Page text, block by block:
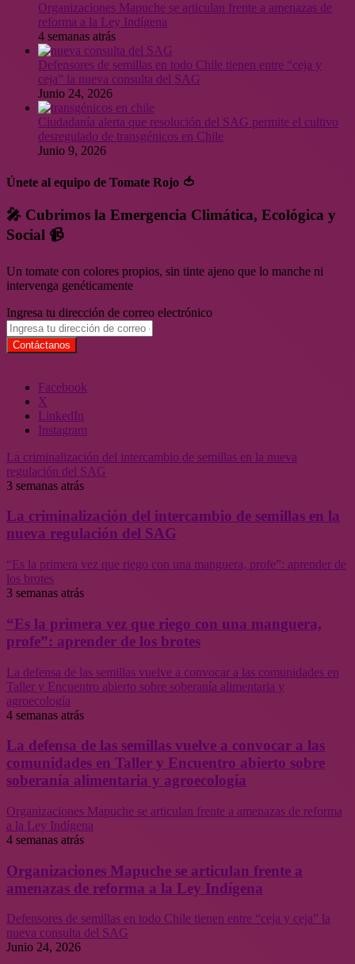
Organizaciones Mapuche se articulan frente a amenazas de
reforma a la Ley Indígena
4 semanas atrás
Defensores de semillas en todo Chile tienen entre “ceja y
ceja” la nueva consulta del SAG
Junio 24, 2026
Ciudadanía alerta que resolución del SAG permite el cultivo
desregulado de transgénicos en Chile
Junio 9, 2026
Únete al equipo de Tomate Rojo 🍅
🎤 Cubrimos la Emergencia Climática, Ecológica y
Social 📹
Un tomate con colores propios, sin tinte ajeno que lo manche ni
intervenga genéticamente
Ingresa tu dirección de correo electrónico
Facebook
X
LinkedIn
Instagram
La criminalización del intercambio de semillas en la nueva
regulación del SAG
3 semanas atrás
La criminalización del intercambio de semillas en la
nueva regulación del SAG
“Es la primera vez que riego con una manguera, profe”: aprender de
los brotes
3 semanas atrás
“Es la primera vez que riego con una manguera,
profe”: aprender de los brotes
La defensa de las semillas vuelve a convocar a las comunidades en
Taller y Encuentro abierto sobre soberanía alimentaria y
agroecología
4 semanas atrás
La defensa de las semillas vuelve a convocar a las
comunidades en Taller y Encuentro abierto sobre
soberanía alimentaria y agroecología
Organizaciones Mapuche se articulan frente a amenazas de reforma
a la Ley Indígena
4 semanas atrás
Organizaciones Mapuche se articulan frente a
amenazas de reforma a la Ley Indígena
Defensores de semillas en todo Chile tienen entre “ceja y ceja” la
nueva consulta del SAG
Junio 24, 2026